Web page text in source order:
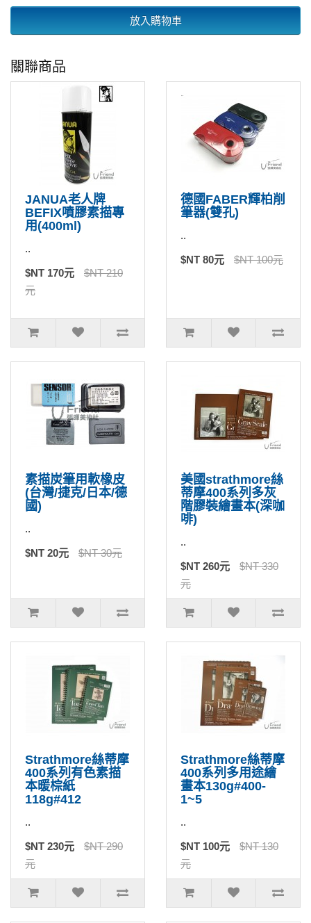
放入購物車
關聯商品
JANUA老人牌
BEFIX噴膠素描專
用(400ml)
..
$NT 170元
$NT 210
元
德國FABER輝柏削
筆器(雙孔)
..
$NT 80元 $NT 100元
素描炭筆用軟橡皮
(台灣/捷克/日本/德
國)
..
$NT 20元 $NT 30元
美國strathmore絲
蒂摩400系列多灰
階膠裝繪畫本(深咖
啡)
..
$NT 260元
$NT 330
元
Strathmore絲蒂摩
400系列有色素描
本暖棕紙
118g#412
..
$NT 230元
$NT 290
元
Strathmore絲蒂摩
400系列多用途繪
畫本130g#400-
1~5
..
$NT 100元
$NT 130
元